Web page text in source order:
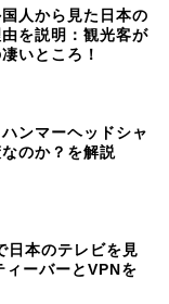
人から見た日本の
を説明：観光客が
いところ！
ンマーヘッドシャ
のか？を解説
日本のテレビを見
ィーバーとVPNを